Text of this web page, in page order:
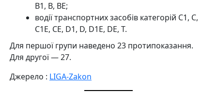
B1, B, BE;
водії транспортних засобів категорій C1, C,
C1E, CE, D1, D, D1E, DE, T.
Для першої групи наведено 23 протипоказання.
Для другої — 27.
Джерело : LIGA-Zakon